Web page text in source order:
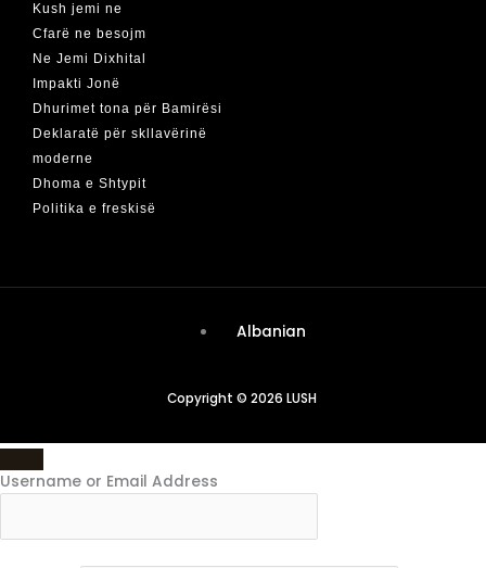
Kush jemi ne
Cfarë ne besojm
Ne Jemi Dixhital
Impakti Jonë
Dhurimet tona për Bamirësi
Deklaratë për skllavërinë
moderne
Dhoma e Shtypit
Politika e freskisë
Albanian
Copyright © 2026 LUSH
Username or Email Address